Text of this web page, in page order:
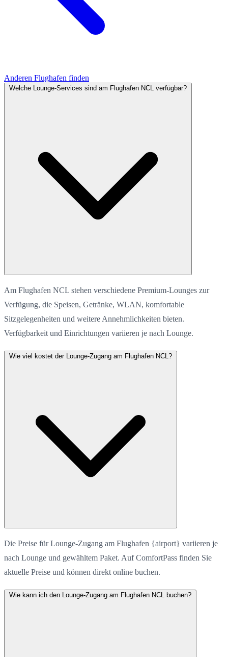
Anderen Flughafen finden
Welche Lounge-Services sind am Flughafen NCL verfügbar?
Am Flughafen NCL stehen verschiedene Premium-Lounges zur
Verfügung, die Speisen, Getränke, WLAN, komfortable
Sitzgelegenheiten und weitere Annehmlichkeiten bieten.
Verfügbarkeit und Einrichtungen variieren je nach Lounge.
Wie viel kostet der Lounge-Zugang am Flughafen NCL?
Die Preise für Lounge-Zugang am Flughafen {airport} variieren je
nach Lounge und gewähltem Paket. Auf ComfortPass finden Sie
aktuelle Preise und können direkt online buchen.
Wie kann ich den Lounge-Zugang am Flughafen NCL buchen?